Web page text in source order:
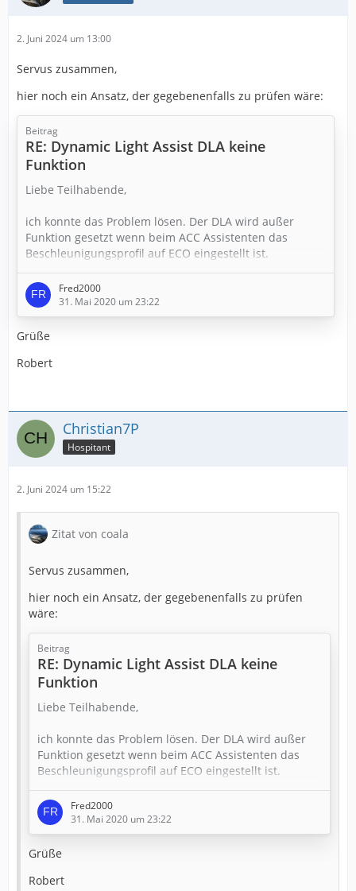
2. Juni 2024 um 13:00
Servus zusammen,
hier noch ein Ansatz, der gegebenenfalls zu prüfen wäre:
Beitrag
RE: Dynamic Light Assist DLA keine
Funktion
Liebe Teilhabende,
ich konnte das Problem lösen. Der DLA wird außer
Funktion gesetzt wenn beim ACC Assistenten das
Beschleunigungsprofil auf ECO eingestellt ist.
Fragt mich bitte nicht warum das so ist aber sobald ein
anderes Fahrprofil gewählt wird funktioniert das System
so wie es soll.
Fred2000
31. Mai 2020 um 23:22
Grüße
Robert
Christian7P
Hospitant
2. Juni 2024 um 15:22
Zitat von coala
Servus zusammen,
hier noch ein Ansatz, der gegebenenfalls zu prüfen
wäre:
Beitrag
RE: Dynamic Light Assist DLA keine
Funktion
Liebe Teilhabende,
ich konnte das Problem lösen. Der DLA wird außer
Funktion gesetzt wenn beim ACC Assistenten das
Beschleunigungsprofil auf ECO eingestellt ist.
Fragt mich bitte nicht warum das so ist aber sobald
ein anderes Fahrprofil gewählt wird funktioniert das
System so wie es soll.
Fred2000
31. Mai 2020 um 23:22
Grüße
Robert